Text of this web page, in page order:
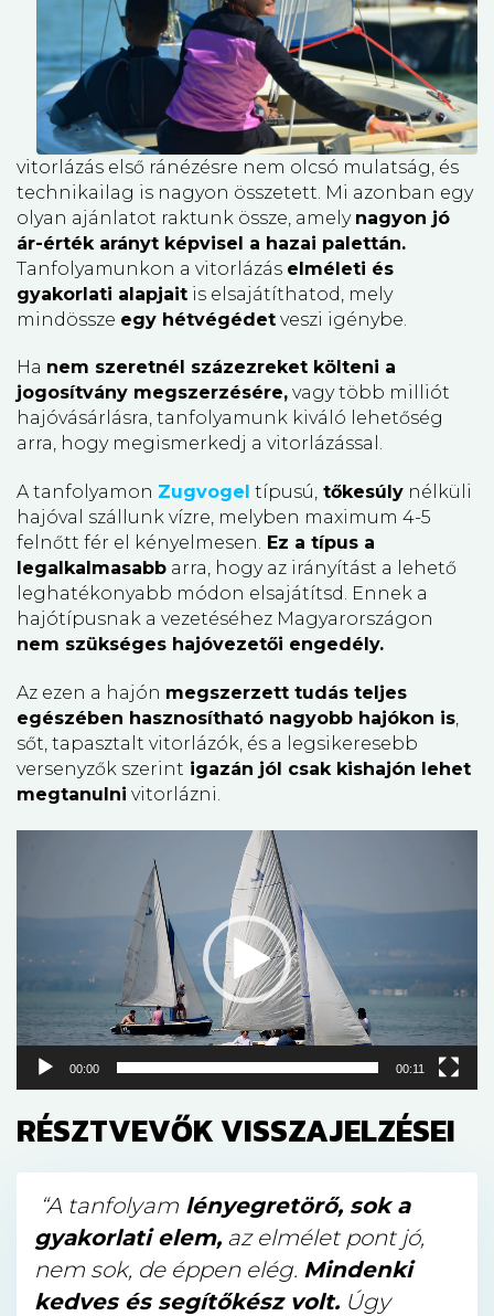
vitorlázás első ránézésre nem olcsó mulatság, és
technikailag is nagyon összetett. Mi azonban egy
olyan ajánlatot raktunk össze, amely nagyon jó
ár-érték arányt képvisel a hazai palettán.
Tanfolyamunkon a vitorlázás elméleti és
gyakorlati alapjait is elsajátíthatod, mely
mindössze egy hétvégédet veszi igénybe.
Ha nem szeretnél százezreket költeni a
jogosítvány megszerzésére, vagy több milliót
hajóvásárlásra, tanfolyamunk kiváló lehetőség
arra, hogy megismerkedj a vitorlázással.
A tanfolyamon Zugvogel típusú, tőkesúly nélküli
hajóval szállunk vízre, melyben maximum 4-5
felnőtt fér el kényelmesen. Ez a típus a
legalkalmasabb arra, hogy az irányítást a lehető
leghatékonyabb módon elsajátítsd. Ennek a
hajótípusnak a vezetéséhez Magyarországon
nem szükséges hajóvezetői engedély.
Az ezen a hajón megszerzett tudás teljes
egészében hasznosítható nagyobb hajókon is,
sőt, tapasztalt vitorlázók, és a legsikeresebb
versenyzők szerint igazán jól csak kishajón lehet
megtanulni vitorlázni.
00:00 00:11
RÉSZTVEVŐK VISSZAJELZÉSEI
“A tanfolyam lényegretörő, sok a
gyakorlati elem, az elmélet pont jó,
nem sok, de éppen elég. Mindenki
kedves és segítőkész volt. Úgy